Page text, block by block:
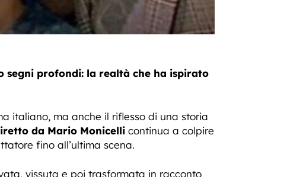
segni profondi: la realtà che ha ispirato
italiano, ma anche il riflesso di una storia
da Mario Monicelli continua a colpire
fino all’ultima scena.
vissuta e poi trasformata in racconto